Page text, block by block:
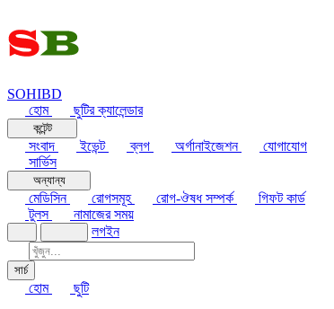
SOHIBD
হোম
ছুটির ক্যালেন্ডার
কন্টেন্ট
সংবাদ ইভেন্ট ব্লগ অর্গানাইজেশন
যোগাযোগ
সার্ভিস
অন্যান্য
মেডিসিন রোগসমূহ রোগ-ঔষধ সম্পর্ক
গিফট কার্ড
টুলস
নামাজের সময়
লগইন
সার্চ
হোম ছুটি